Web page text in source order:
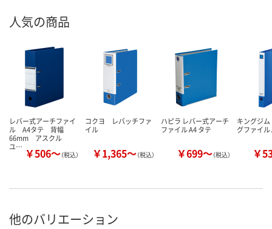
人気の商品
レバー式アーチファイ
ル A4タテ 背幅
66mm アスクル
ユ… ￥506～（税込）
コクヨ レバッチファ
イル
￥1,365～（税込）
ハピラ レバー式アーチ
ファイル A4 タテ
￥699～（税込）
キングジ
グファイル
￥
他のバリエーション